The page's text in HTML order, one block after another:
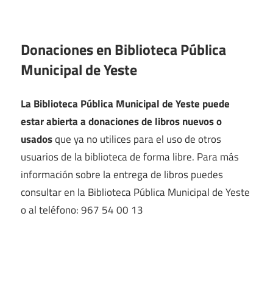
Donaciones en Biblioteca Pública
Municipal de Yeste
La Biblioteca Pública Municipal de Yeste puede
estar abierta a donaciones de libros nuevos o
usadosque ya no utilices para el uso de otros
usuarios de la biblioteca de forma libre. Para más
información sobre la entrega de libros puedes
consultar en la Biblioteca Pública Municipal de Yeste
o al teléfono: 967 54 00 13